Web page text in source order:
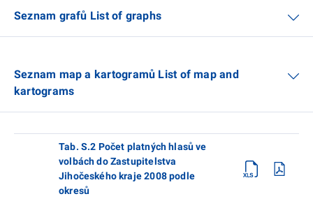
Seznam grafů List of graphs
Seznam map a kartogramů List of map and
kartograms
Tab. S.2 Počet platných hlasů ve
volbách do Zastupitelstva
Jihočeského kraje 2008 podle
okresů